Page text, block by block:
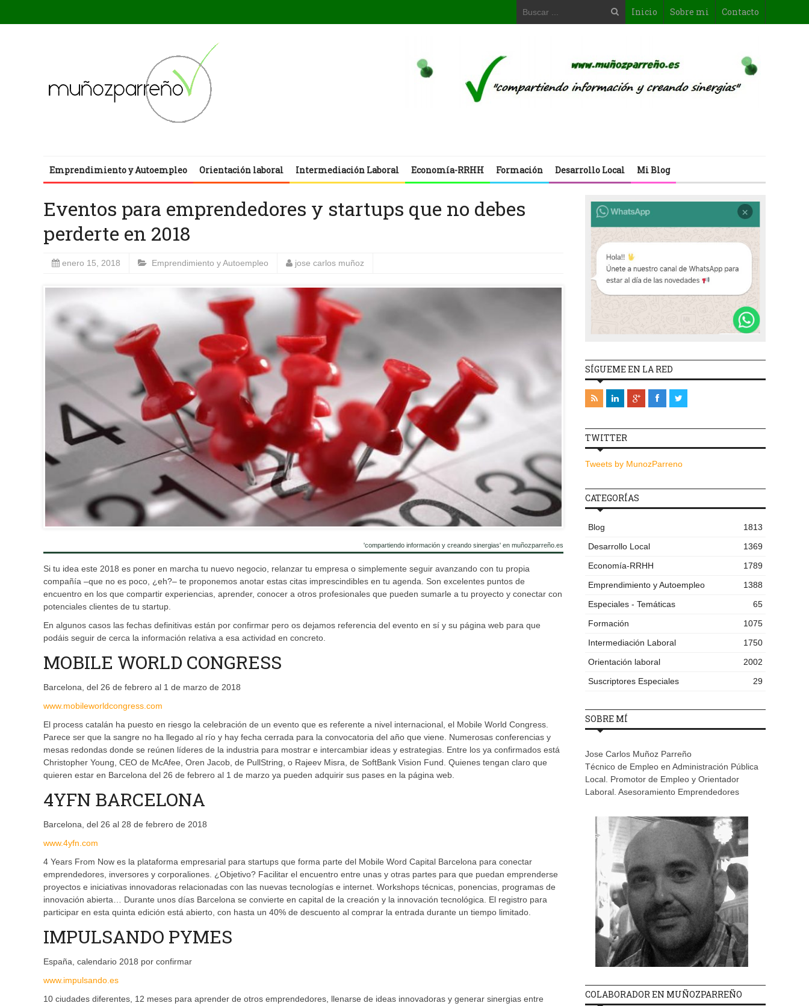
Inicio Sobre mi Contacto
Emprendimiento y Autoempleo Orientación laboral Intermediación Laboral Economía-RRHH Formación Desarrollo Local Mi Blog
Eventos para emprendedores y startups que no debes
perderte en 2018
enero 15, 2018 Emprendimiento y Autoempleo jose carlos muñoz
'compartiendo información y creando sinergias' en muñozparreño.es
Si tu idea este 2018 es poner en marcha tu nuevo negocio, relanzar tu empresa o simplemente seguir avanzando con tu propia
compañía –que no es poco, ¿eh?– te proponemos anotar estas citas imprescindibles en tu agenda. Son excelentes puntos de
encuentro en los que compartir experiencias, aprender, conocer a otros profesionales que pueden sumarle a tu proyecto y conectar con
potenciales clientes de tu startup.
En algunos casos las fechas definitivas están por confirmar pero os dejamos referencia del evento en sí y su página web para que
podáis seguir de cerca la información relativa a esa actividad en concreto.
MOBILE WORLD CONGRESS
Barcelona, del 26 de febrero al 1 de marzo de 2018
www.mobileworldcongress.com
El process catalán ha puesto en riesgo la celebración de un evento que es referente a nivel internacional, el Mobile World Congress.
Parece ser que la sangre no ha llegado al río y hay fecha cerrada para la convocatoria del año que viene. Numerosas conferencias y
mesas redondas donde se reúnen líderes de la industria para mostrar e intercambiar ideas y estrategias. Entre los ya confirmados está
Christopher Young, CEO de McAfee, Oren Jacob, de PullString, o Rajeev Misra, de SoftBank Vision Fund. Quienes tengan claro que
quieren estar en Barcelona del 26 de febrero al 1 de marzo ya pueden adquirir sus pases en la página web.
4YFN BARCELONA
Barcelona, del 26 al 28 de febrero de 2018
www.4yfn.com
4 Years From Now es la plataforma empresarial para startups que forma parte del Mobile Word Capital Barcelona para conectar
emprendedores, inversores y corporaliones. ¿Objetivo? Facilitar el encuentro entre unas y otras partes para que puedan emprenderse
proyectos e iniciativas innovadoras relacionadas con las nuevas tecnologías e internet. Workshops técnicas, ponencias, programas de
innovación abierta… Durante unos días Barcelona se convierte en capital de la creación y la innovación tecnológica. El registro para
participar en esta quinta edición está abierto, con hasta un 40% de descuento al comprar la entrada durante un tiempo limitado.
IMPULSANDO PYMES
España, calendario 2018 por confirmar
www.impulsando.es
10 ciudades diferentes, 12 meses para aprender de otros emprendedores, llenarse de ideas innovadoras y generar sinergias entre
SÍGUEME EN LA RED
TWITTER
Tweets by MunozParreno
CATEGORÍAS
Blog
1813
Desarrollo Local
1369
Economía-RRHH
1789
Emprendimiento y Autoempleo
1388
Especiales - Temáticas
65
Formación
1075
Intermediación Laboral
1750
Orientación laboral
2002
Suscriptores Especiales
29
SOBRE MÍ
Jose Carlos Muñoz Parreño
Técnico de Empleo en Administración Pública
Local. Promotor de Empleo y Orientador
Laboral. Asesoramiento Emprendedores
COLABORADOR EN MUÑOZPARREÑO